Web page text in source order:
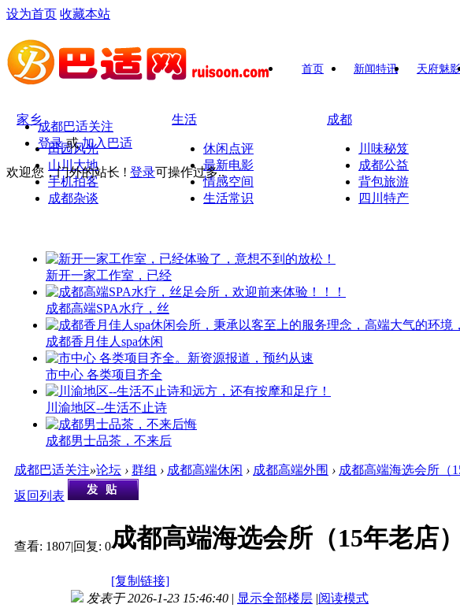
设为首页 收藏本站
成都巴适关注
登录 或 加入巴适
欢迎您，门外的站长 ! 登录可操作过多..
首页 新闻特讯 天府魅影
家乡
田园风光
山川大地
手机拍客
成都杂谈
生活
休闲点评
最新电影
情感空间
生活常识
成都
川味秘笈
成都公益
背包旅游
四川特产
新开一家工作室，已经
成都高端SPA水疗，丝
成都香月佳人spa休闲
市中心 各类项目齐全
川渝地区--生活不止诗
成都男士品茶，不来后
成都巴适关注»论坛 › 群组 › 成都高端休闲 › 成都高端外围 › 成都高端海选会所（
返回列表
查看: 1807|回复: 0成都高端海选会所（15年老店
[复制链接]
发表于 2026-1-23 15:46:40 | 显示全部楼层 |阅读模式